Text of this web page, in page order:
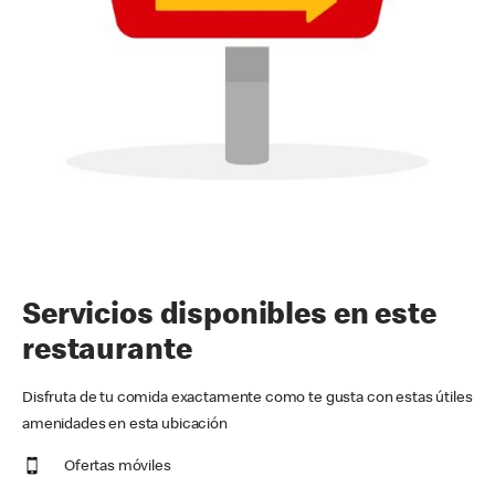
Servicios disponibles en este
restaurante
Disfruta de tu comida exactamente como te gusta con estas útiles
amenidades en esta ubicación
Ofertas móviles